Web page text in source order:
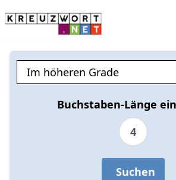
Buchstaben-Länge
4
Suchen